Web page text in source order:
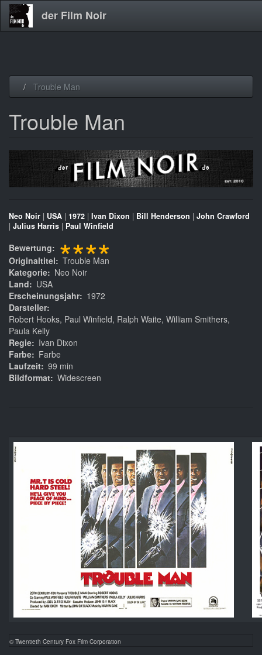
der Film Noir
Trouble Man
Trouble Man
Neo Noir | USA | 1972 | Ivan Dixon | Bill Henderson | John Crawford
| Julius Harris | Paul Winfield
Bewertung ****
Originaltitel
Trouble Man
Kategorie
Neo Noir
Land
USA
Erscheinungsjahr
1972
Darsteller
Robert Hooks, Paul Winfield, Ralph Waite, William Smithers,
Paula Kelly
Regie
Ivan Dixon
Farbe
Farbe
Laufzeit 99 min
Bildformat Widescreen
© Twentieth Century Fox Film Corporation